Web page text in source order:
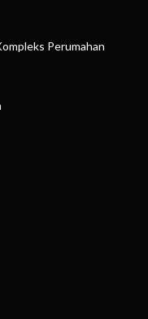
Perumahan